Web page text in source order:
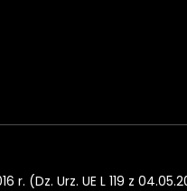
(Dz. Urz. UE L 119 z